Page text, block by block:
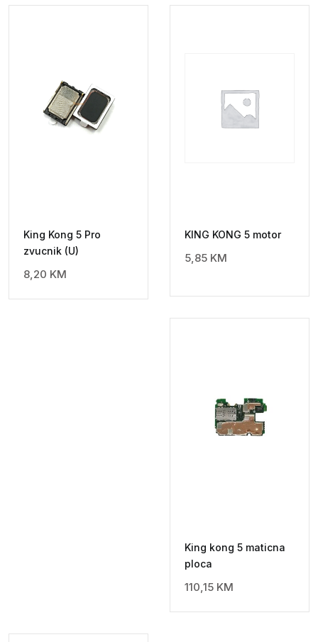
King Kong 5 Pro
zvucnik (U)
8,20 KM
KING KONG 5 motor
5,85 KM
King kong 5 maticna
ploca
110,15 KM